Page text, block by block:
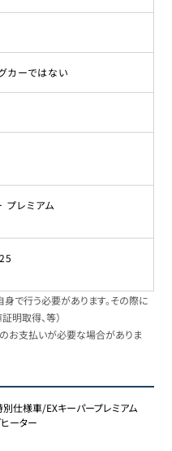
カーではない
プレミアム
で行う必要があります。その際に
明取得、等）
お支払いが必要な場合がありま
別仕様車/EXキーパープレミアム
ーター